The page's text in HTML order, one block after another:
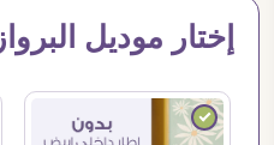
إختار موديل البرواز